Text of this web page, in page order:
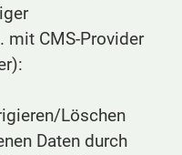
mit CMS-Provider
Löschen
Daten durch